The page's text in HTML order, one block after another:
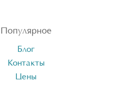
Популярное
Блог
Контакты
Цены